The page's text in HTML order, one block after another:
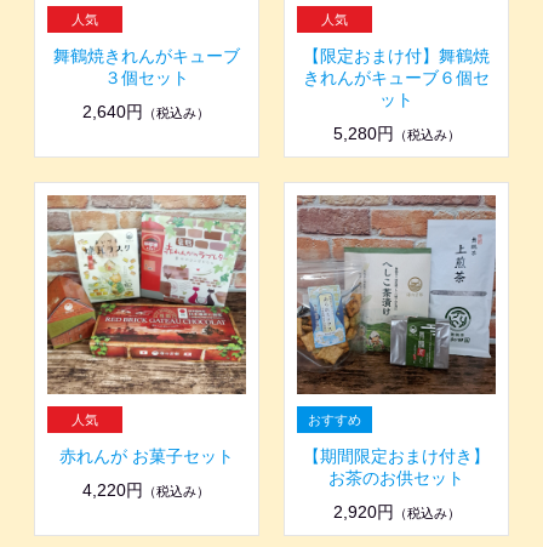
舞鶴焼きれんがキューブ
３個セット
2,640円
（税込み）
【限定おまけ付】舞鶴焼
きれんがキューブ６個セ
ット
5,280円 （税込み）
赤れんが お菓子セット
4,220円
（税込み）
【期間限定おまけ付き】
お茶のお供セット
2,920円
（税込み）